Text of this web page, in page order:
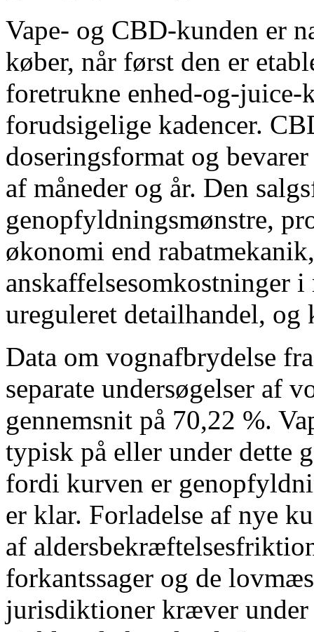
Vape- og CBD-kunden er
køber, når først den er
foretrukne enhed-og-
forudsigelige kadencer.
doseringsformat og
af måneder og år. Den
genopfyldningsmønstre,
økonomi end
anskaffelsesomkostninger
ureguleret detailhandel,
Data om vognafbrydelse
separate undersøgelser af
gennemsnit på 70,22 %.
typisk på eller under dette
fordi kurven er
er klar. Forladelse af nye
af
forkantssager og de
jurisdiktioner kræver under